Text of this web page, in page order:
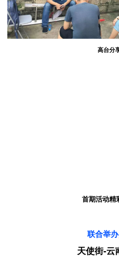
高台分
首期活动精
联合举办
天使街-云